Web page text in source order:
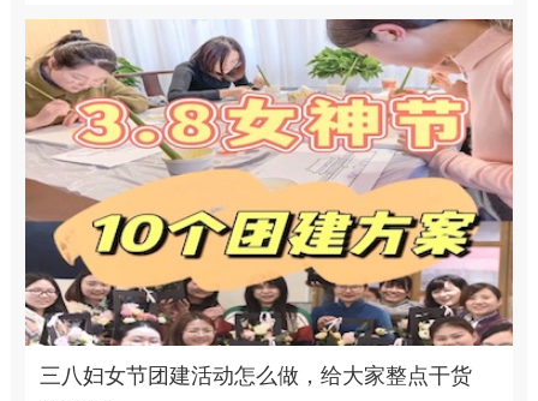
三八妇女节团建活动怎么做，给大家整点干货